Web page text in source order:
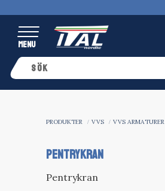
Meny
PRODUKTER VVS VVS ARMATURER
PENTRYKRAN
Pentrykran